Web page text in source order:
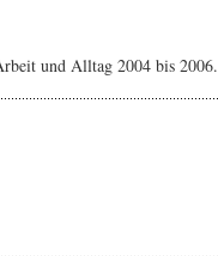
und Alltag 2004 bis 2006.